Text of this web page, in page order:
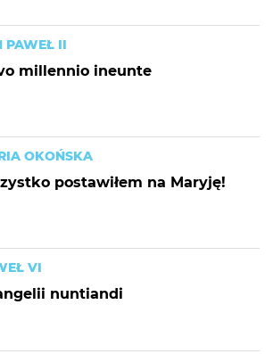
PAWEŁ II
millennio ineunte
OKOŃSKA
postawiłem na Maryję!
VI
nuntiandi